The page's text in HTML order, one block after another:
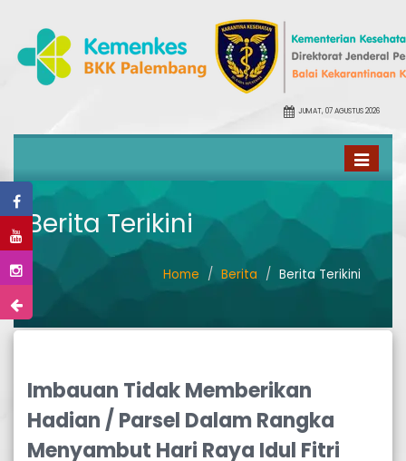
JUMAT, 07 AGUSTUS 2026
Toggle
Berita Terikini
Home Berita Berita Terikini
Imbauan Tidak Memberikan
Hadian / Parsel Dalam Rangka
Menyambut Hari Raya Idul Fitri